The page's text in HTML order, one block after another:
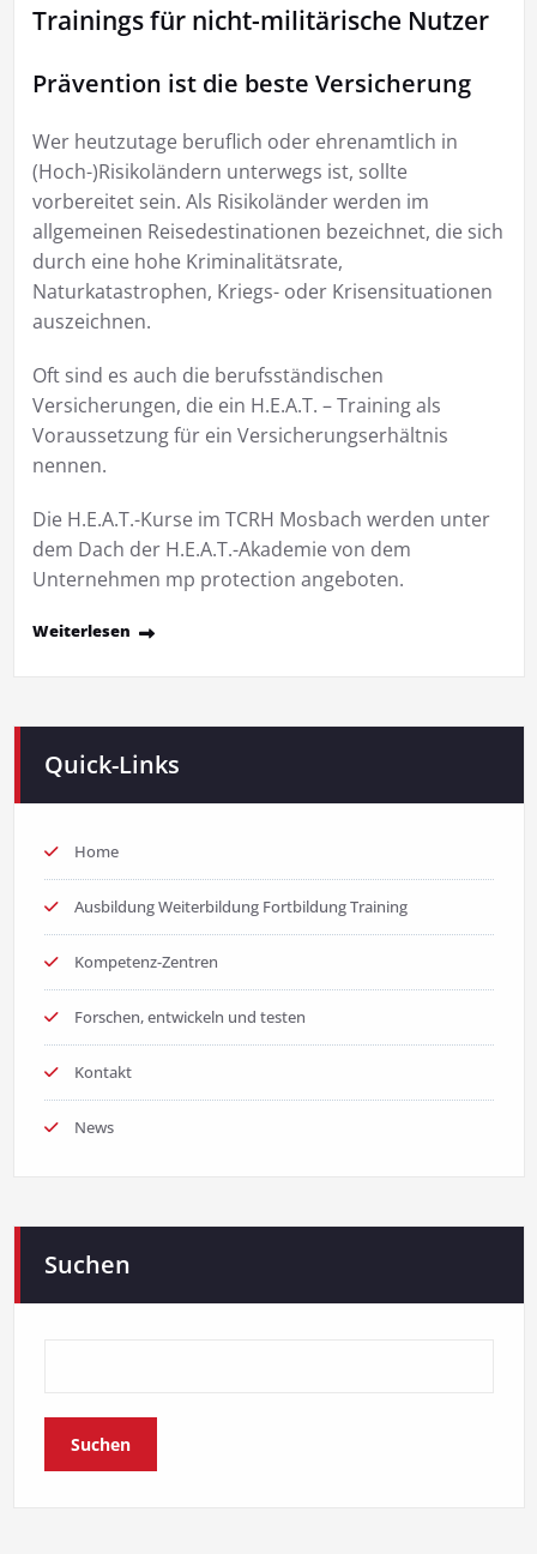
Trainings für nicht-militärische Nutzer
Prävention ist die beste Versicherung
Wer heutzutage beruflich oder ehrenamtlich in
(Hoch-)Risikoländern unterwegs ist, sollte
vorbereitet sein. Als Risikoländer werden im
allgemeinen Reisedestinationen bezeichnet, die sich
durch eine hohe Kriminalitätsrate,
Naturkatastrophen, Kriegs- oder Krisensituationen
auszeichnen.
Oft sind es auch die berufsständischen
Versicherungen, die ein H.E.A.T. – Training als
Voraussetzung für ein Versicherungserhältnis
nennen.
Die H.E.A.T.-Kurse im TCRH Mosbach werden unter
dem Dach der H.E.A.T.-Akademie von dem
Unternehmen mp protection angeboten.
Weiterlesen
Quick-Links
Home
Ausbildung Weiterbildung Fortbildung Training
Kompetenz-Zentren
Forschen, entwickeln und testen
Kontakt
News
Suchen
Suchen